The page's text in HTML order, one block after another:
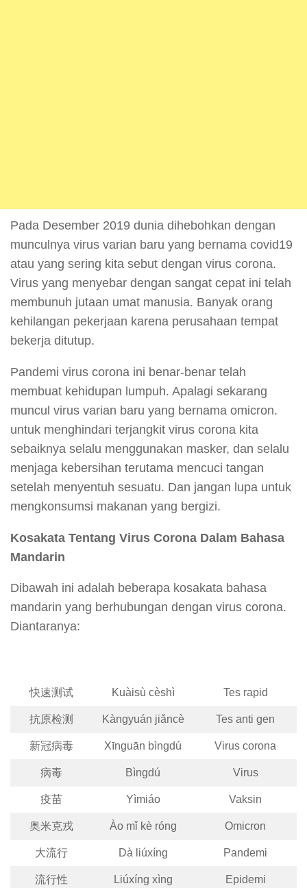
Pada Desember 2019 dunia dihebohkan dengan
munculnya virus varian baru yang bernama covid19
atau yang sering kita sebut dengan virus corona.
Virus yang menyebar dengan sangat cepat ini telah
membunuh jutaan umat manusia. Banyak orang
kehilangan pekerjaan karena perusahaan tempat
bekerja ditutup.
Pandemi virus corona ini benar-benar telah
membuat kehidupan lumpuh. Apalagi sekarang
muncul virus varian baru yang bernama omicron.
untuk menghindari terjangkit virus corona kita
sebaiknya selalu menggunakan masker, dan selalu
menjaga kebersihan terutama mencuci tangan
setelah menyentuh sesuatu. Dan jangan lupa untuk
mengkonsumsi makanan yang bergizi.
Kosakata Tentang Virus Corona Dalam Bahasa
Mandarin
Dibawah ini adalah beberapa kosakata bahasa
mandarin yang berhubungan dengan virus corona.
Diantaranya:
快速测试 Kuàisù cèshì Tes rapid
抗原检测 Kàngyuán jiǎncè Tes anti gen
新冠病毒 Xīnguān bìngdú Virus corona
病毒 Bìngdú Virus
疫苗 Yìmiáo Vaksin
奥米克戎 Ào mǐ kè róng Omicron
大流行 Dà liúxíng Pandemi
流行性 Liúxíng xìng Epidemi